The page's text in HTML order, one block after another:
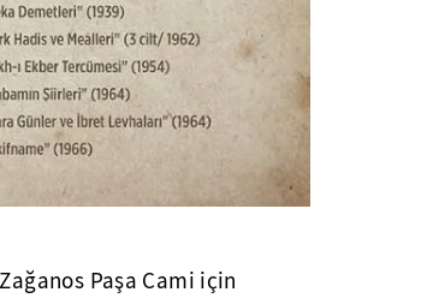
Paşa Cami için